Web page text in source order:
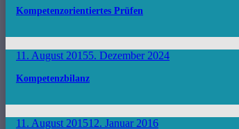
Kompetenzorientiertes Prüfen
11. August 20155. Dezember 2024
Kompetenzbilanz
11. August 201512. Januar 2016